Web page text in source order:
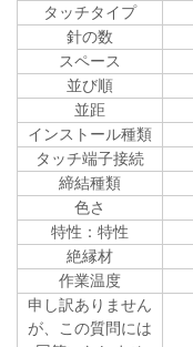
タッチタイプ
針の数
スペース
並び順
並距
インストール種類
タッチ端子接続
締結種類
色さ
特性：特性
絶縁材
作業温度
申し訳ありません
が、この質問には